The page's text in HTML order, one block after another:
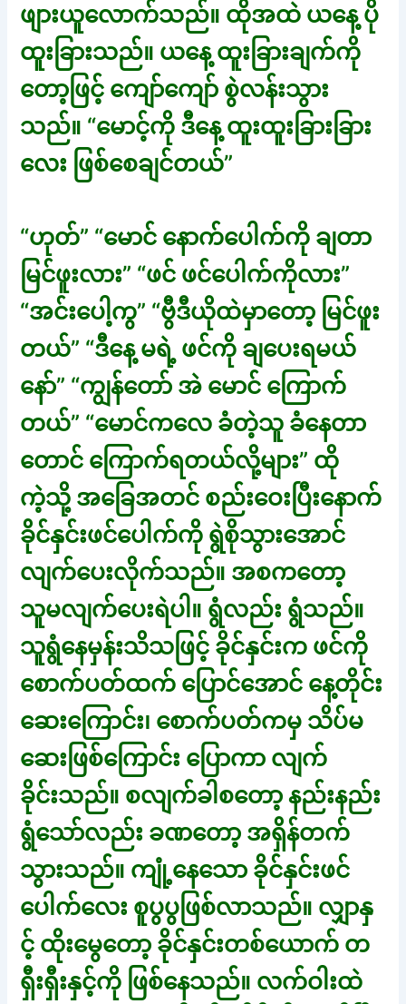
ဖျားယူလောက်သည်။ ထိုအထဲ ယနေ့ ပို
ထူးခြားသည်။ ယနေ့ ထူးခြားချက်ကို
တော့ဖြင့် ကျော်ကျော် စွဲလန်းသွား
သည်။ “မောင့်ကို ဒီနေ့ ထူးထူးခြားခြား
လေး ဖြစ်စေချင်တယ်”
“ဟုတ်” “မောင် နောက်ပေါက်ကို ချတာ
မြင်ဖူးလား” “ဖင် ဖင်ပေါက်ကိုလား”
“အင်းပေါ့ကွ” “ဗွီဒီယိုထဲမှာတော့ မြင်ဖူး
တယ်” “ဒီနေ့ မရဲ့ ဖင်ကို ချပေးရမယ်
နော်” “ကျွန်တော် အဲ မောင် ကြောက်
တယ်” “မောင်ကလေ ခံတဲ့သူ ခံနေတာ
တောင် ကြောက်ရတယ်လို့များ” ထို
ကဲ့သို့ အခြေအတင် စည်းဝေးပြီးနောက်
ခိုင်နှင်းဖင်ပေါက်ကို ရွဲစိုသွားအောင်
လျက်ပေးလိုက်သည်။ အစကတော့
သူမလျက်ပေးရဲပါ။ ရွံလည်း ရွံသည်။
သူရွံနေမှန်းသိသဖြင့် ခိုင်နှင်းက ဖင်ကို
စောက်ပတ်ထက် ပြောင်အောင် နေ့တိုင်း
ဆေးကြောင်း၊ စောက်ပတ်ကမှ သိပ်မ
ဆေးဖြစ်ကြောင်း ပြောကာ လျက်
ခိုင်းသည်။ စလျက်ခါစတော့ နည်းနည်း
ရွံသော်လည်း ခဏတော့ အရှိန်တက်
သွားသည်။ ကျုံ့နေသော ခိုင်နှင်းဖင်
ပေါက်လေး စူပွပွဖြစ်လာသည်။ လျှာနှ
င့် ထိုးမွေတော့ ခိုင်နှင်းတစ်ယောက် တ
ရှီးရှီးနှင့်ကို ဖြစ်နေသည်။ လက်ဝါးထဲ